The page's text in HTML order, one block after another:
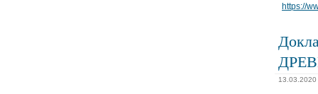
https://
13.03.2020